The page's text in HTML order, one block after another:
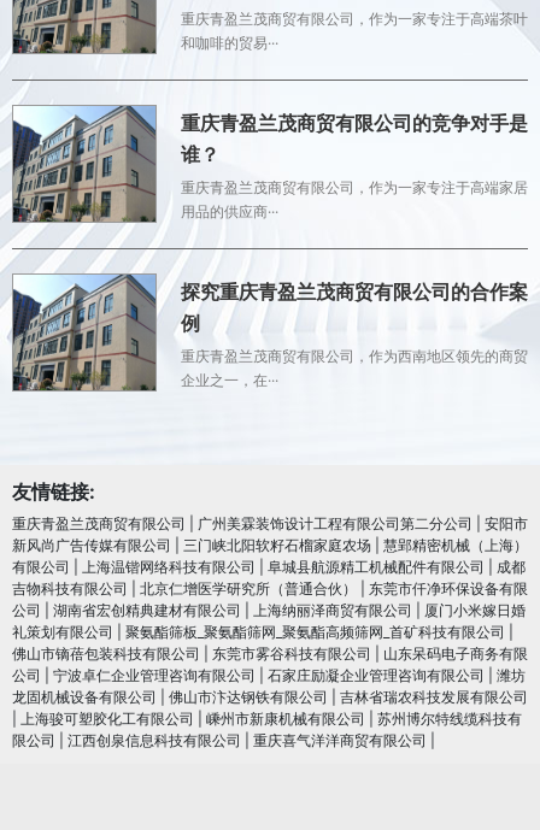
重庆青盈兰茂商贸有限公司，作为一家专注于高端茶叶
和咖啡的贸易···
重庆青盈兰茂商贸有限公司的竞争对手是
谁？
重庆青盈兰茂商贸有限公司，作为一家专注于高端家居
用品的供应商···
探究重庆青盈兰茂商贸有限公司的合作案
例
重庆青盈兰茂商贸有限公司，作为西南地区领先的商贸
企业之一，在···
友情链接:
重庆青盈兰茂商贸有限公司 广州美霖装饰设计工程有限公司第二分公司
安阳市
新风尚广告传媒有限公司
三门峡北阳软籽石榴家庭农场
慧郢精密机械（上海）
有限公司
上海温锴网络科技有限公司 阜城县航源精工机械配件有限公司
成都
吉物科技有限公司
北京仁增医学研究所（普通合伙）
东莞市仟净环保设备有限
公司
湖南省宏创精典建材有限公司 上海纳丽泽商贸有限公司
厦门小米嫁日婚
礼策划有限公司
聚氨酯筛板_聚氨酯筛网_聚氨酯高频筛网_首矿科技有限公司
佛山市镝蓓包装科技有限公司
东莞市雾谷科技有限公司
山东呆码电子商务有限
公司
宁波卓仁企业管理咨询有限公司 石家庄励凝企业管理咨询有限公司
潍坊
龙固机械设备有限公司
佛山市汴达钢铁有限公司
吉林省瑞农科技发展有限公司
上海骏可塑胶化工有限公司 嵊州市新康机械有限公司
苏州博尔特线缆科技有
限公司
江西创泉信息科技有限公司 重庆喜气洋洋商贸有限公司